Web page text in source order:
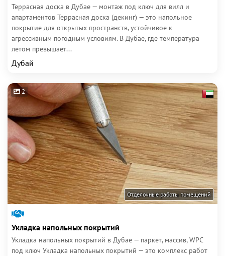
Террасная доска в Дубае — монтаж под ключ для вилл и
апартаментов Террасная доска (декинг) — это напольное
покрытие для открытых пространств, устойчивое к
агрессивным погодным условиям. В Дубае, где температура
летом превышает...
Дубай
2
Отделочные работы помещений
Укладка напольных покрытий
Укладка напольных покрытий в Дубае — паркет, массив, WPC
под ключ Укладка напольных покрытий — это комплекс работ